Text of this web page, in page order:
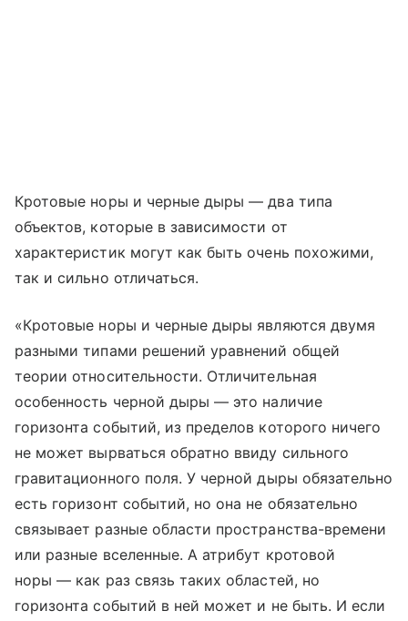
Кротовые норы и черные дыры — два типа
объектов, которые в зависимости от
характеристик могут как быть очень похожими,
так и сильно отличаться.
«Кротовые норы и черные дыры являются двумя
разными типами решений уравнений общей
теории относительности. Отличительная
особенность черной дыры — это наличие
горизонта событий, из пределов которого ничего
не может вырваться обратно ввиду сильного
гравитационного поля. У черной дыры обязательно
есть горизонт событий, но она не обязательно
связывает разные области пространства-времени
или разные вселенные. А атрибут кротовой
норы — как раз связь таких областей, но
горизонта событий в ней может и не быть. И если